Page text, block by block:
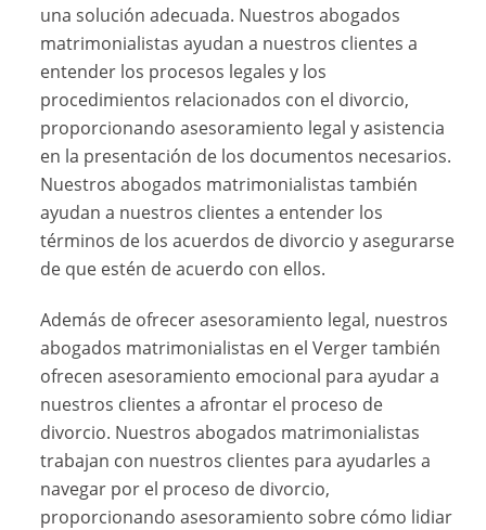
una solución adecuada. Nuestros abogados
matrimonialistas ayudan a nuestros clientes a
entender los procesos legales y los
procedimientos relacionados con el divorcio,
proporcionando asesoramiento legal y asistencia
en la presentación de los documentos necesarios.
Nuestros abogados matrimonialistas también
ayudan a nuestros clientes a entender los
términos de los acuerdos de divorcio y asegurarse
de que estén de acuerdo con ellos.
Además de ofrecer asesoramiento legal, nuestros
abogados matrimonialistas en el Verger también
ofrecen asesoramiento emocional para ayudar a
nuestros clientes a afrontar el proceso de
divorcio. Nuestros abogados matrimonialistas
trabajan con nuestros clientes para ayudarles a
navegar por el proceso de divorcio,
proporcionando asesoramiento sobre cómo lidiar